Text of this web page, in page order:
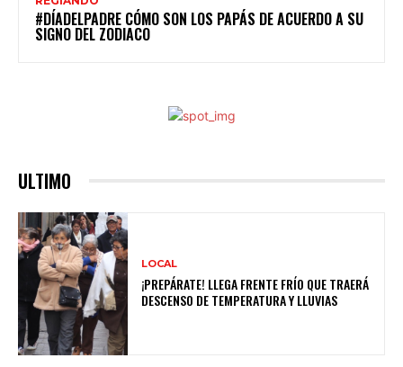
#DÍADELPADRE CÓMO SON LOS PAPÁS DE ACUERDO A SU
SIGNO DEL ZODIACO
ULTIMO
LOCAL
¡PREPÁRATE! LLEGA FRENTE FRÍO QUE TRAERÁ
DESCENSO DE TEMPERATURA Y LLUVIAS